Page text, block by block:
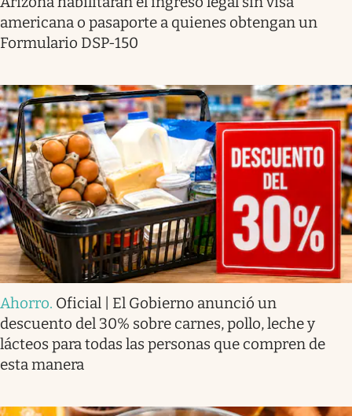
americana o pasaporte a quienes obtengan un
Formulario DSP-150
Ahorro. Oficial | El Gobierno anunció un
descuento del 30% sobre carnes, pollo, leche y
lácteos para todas las personas que compren de
esta manera